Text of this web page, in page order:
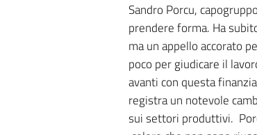
Sandro Porcu,
prendere forma. Ha
ma un appello accorato
poco per giudicare il
avanti con questa
registra un notevole
sui settori produttivi.